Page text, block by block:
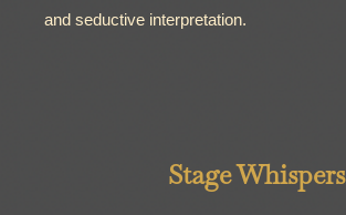
and seductive interpretation.
Stage Whispers